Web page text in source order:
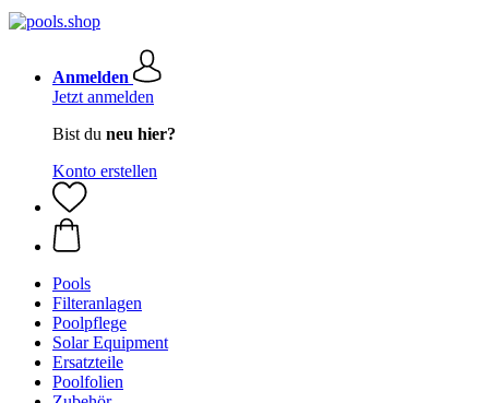
Anmelden
Jetzt anmelden
Bist du neu hier?
Konto erstellen
Pools
Filteranlagen
Poolpflege
Solar Equipment
Ersatzteile
Poolfolien